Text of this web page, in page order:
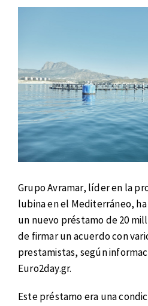
Grupo Avramar, líder en la
lubina en el Mediterráneo,
un nuevo préstamo de 20
de firmar un acuerdo con
prestamistas, según
Euro2day.gr.
Este préstamo era una